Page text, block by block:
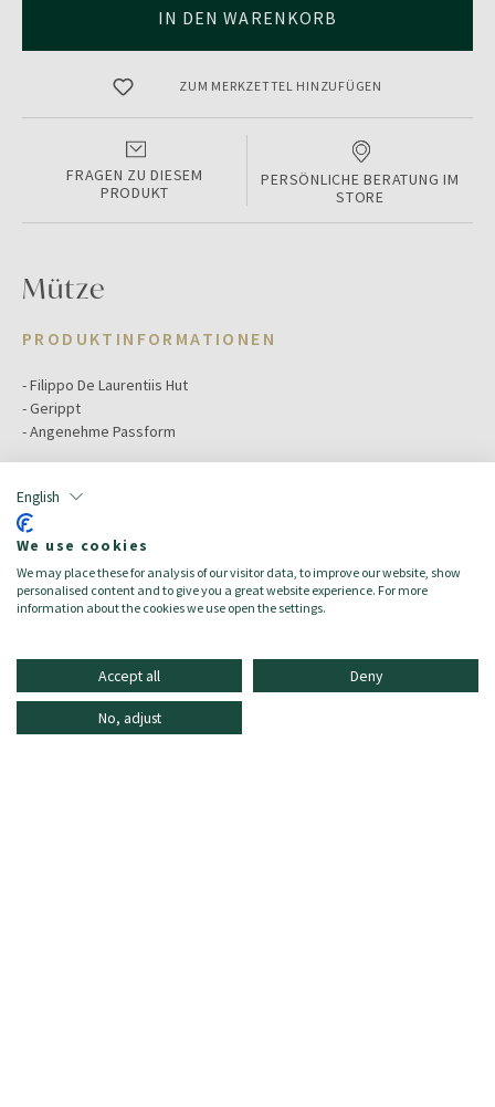
English
We use cookies
We may place these for analysis of our visitor data, to improve our website, show
personalised content and to give you a great website experience. For more
information about the cookies we use open the settings.
Accept all Deny
No, adjust
IN DEN WARENKORB
ZUM MERKZETTEL HINZUFÜGEN
FRAGEN ZU DIESEM
PRODUKT
PERSÖNLICHE BERATUNG IM
STORE
Mütze
PRODUKTINFORMATIONEN
- Filippo De Laurentiis Hut
- Gerippt
- Angenehme Passform
Color:
Größe:
Hauptmaterial:
Zielgruppe: Herren/Uomo
made_in: Italien
Zusammensetzung: 100% superfeine Merinowolle 120s